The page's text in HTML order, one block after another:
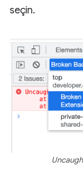
seçin.